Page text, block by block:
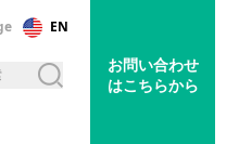
EN
お問い合わせ
はこちらから